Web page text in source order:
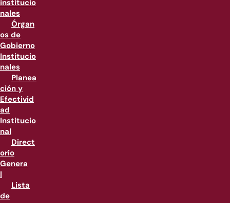
institucio
nales
Órgan
os de
Gobierno
Institucio
nales
Planea
ción y
Efectivid
ad
Institucio
nal
Direct
orio
Genera
l
Lista
de